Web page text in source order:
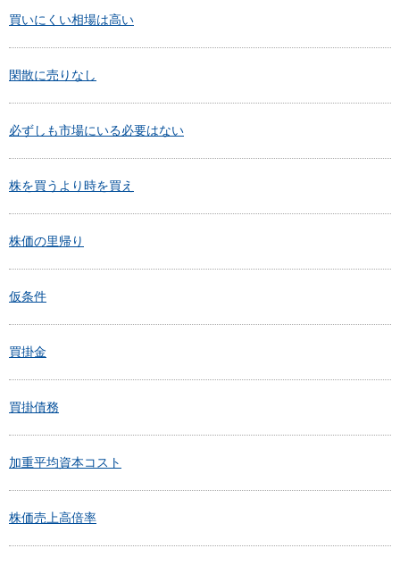
買いにくい相場は高い
閑散に売りなし
必ずしも市場にいる必要はない
株を買うより時を買え
株価の里帰り
仮条件
買掛金
買掛債務
加重平均資本コスト
株価売上高倍率